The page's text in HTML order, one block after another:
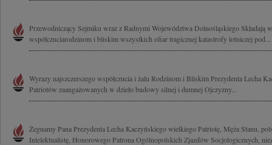
Przewodniczący Sejmiku wraz z Radnymi Województwa Dolnośląskiego Składają
współczuciarodzinom i bliskim wszystkich ofiar tragicznej katastrofy lotniczej pod...
Wyrazy najszczerszego współczucia i żalu Rodzinom i Bliskim Prezydenta Lecha
Patriotów zaangażowanych w dzieło budowy silnej i dumnej Ojczyzny...
Żegnamy Pana Prezydenta Lecha Kaczyńskiego wielkiego Patriotę, Męża Stanu,
Intelektualistę, Honorowego Patrona Ogólnopolskich Zjazdów Socjologicznych,